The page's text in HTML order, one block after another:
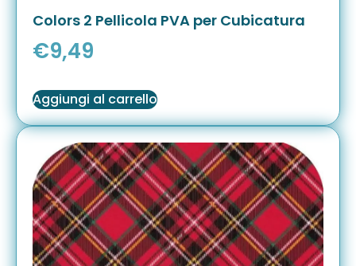
Colors 2 Pellicola PVA per Cubicatura
€9,49
Aggiungi al carrello